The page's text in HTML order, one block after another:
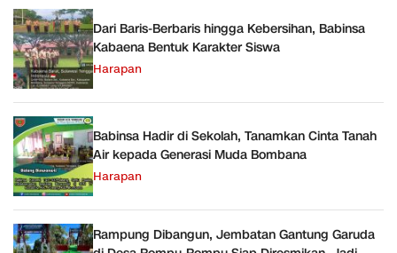
Dari Baris-Berbaris hingga Kebersihan, Babinsa
Kabaena Bentuk Karakter Siswa
Harapan
Babinsa Hadir di Sekolah, Tanamkan Cinta Tanah
Air kepada Generasi Muda Bombana
Harapan
Rampung Dibangun, Jembatan Gantung Garuda